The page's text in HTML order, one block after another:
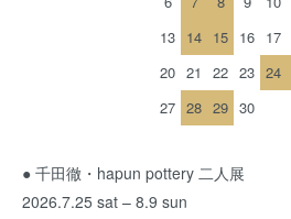
13 14 15 16 17
20 21 22 23 24
27 28 29 30
● 千田徹・hapun pottery 二人展
2026.7.25 sat – 8.9 sun